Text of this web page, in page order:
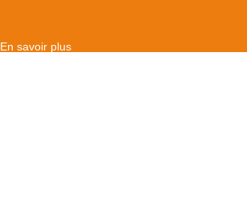
En savoir plus